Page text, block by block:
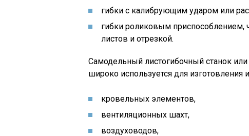
гибки с калибрующим ударом или
гибки роликовым
листов и отрезкой.
Самодельный листогибочный станок
широко используется для изготовления
кровельных элементов,
вентиляционных шахт,
воздуховодов,